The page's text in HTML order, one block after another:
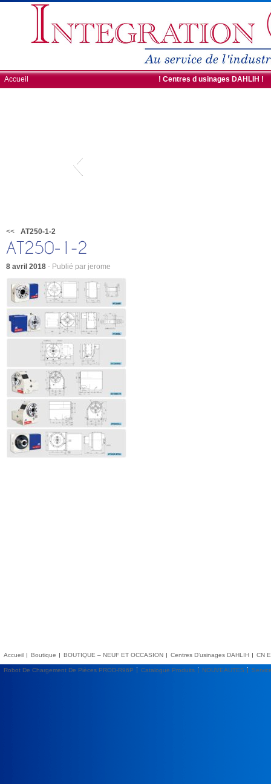
Accueil ! Centres d usinages DAHLIH !
<< AT250-1-2
8 avril 2018 - Publié par jerome
Accueil Boutique BOUTIQUE – NEUF ET OCCASION Centres D’usinages DAHLIH CN
Robot De Chargement De Pièces PROD-R96P Catalogue Produits NOUVEAUTES